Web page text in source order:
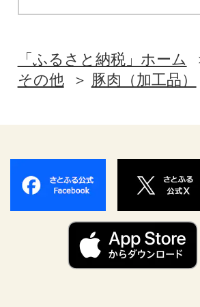
「ふるさと納税」ホーム
その他
豚肉（加工品）